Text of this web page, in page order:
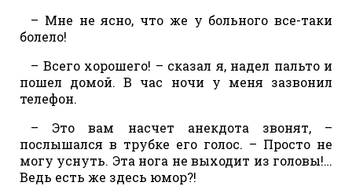
– Мне не ясно, что же у больного все-таки
болело!
– Всего хорошего! – сказал я, надел пальто и
пошел домой. В час ночи у меня зазвонил
телефон.
– Это вам насчет анекдота звонят, –
послышался в трубке его голос. – Просто не
могу уснуть. Эта нога не выходит из головы!…
Ведь есть же здесь юмор?!